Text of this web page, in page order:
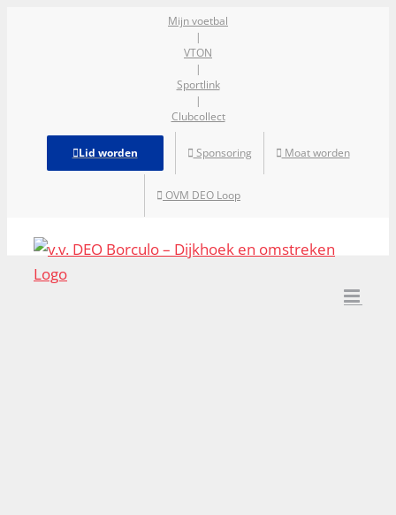
Mijn voetbal
|
VTON
|
Sportlink
|
Clubcollect
Lid worden Sponsoring Moat worden
OVM DEO Loop